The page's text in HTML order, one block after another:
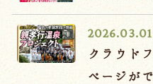
2026.03.01
クラウド
ページが
宿泊約款
オンラインショップ
吉川屋×温泉むすめ